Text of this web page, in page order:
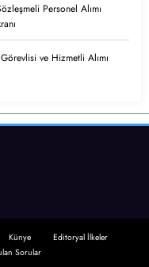
Personel Alımı
ve Hizmetli Alımı
Künye
Editoryal İlkeler
Sorular